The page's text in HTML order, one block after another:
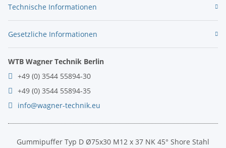
Technische Informationen
Gesetzliche Informationen
WTB Wagner Technik Berlin
+49 (0) 3544 55894-30
+49 (0) 3544 55894-35
info@wagner-technik.eu
Gummipuffer Typ D Ø75x30 M12 x 37 NK 45° Shore Stahl